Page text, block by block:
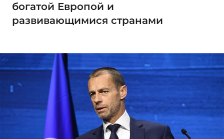
богатой Европой и
развивающимися странами